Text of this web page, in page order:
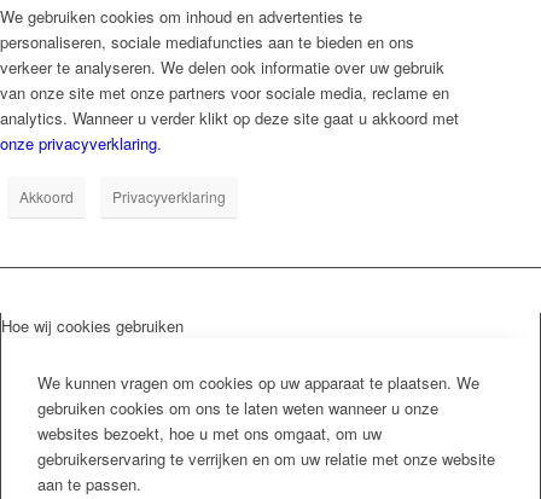
We gebruiken cookies om inhoud en advertenties te
personaliseren, sociale mediafuncties aan te bieden en ons
verkeer te analyseren. We delen ook informatie over uw gebruik
van onze site met onze partners voor sociale media, reclame en
analytics. Wanneer u verder klikt op deze site gaat u akkoord met
onze privacyverklaring.
Akkoord Privacyverklaring
Hoe wij cookies gebruiken
We kunnen vragen om cookies op uw apparaat te plaatsen. We
gebruiken cookies om ons te laten weten wanneer u onze
websites bezoekt, hoe u met ons omgaat, om uw
gebruikerservaring te verrijken en om uw relatie met onze website
aan te passen.